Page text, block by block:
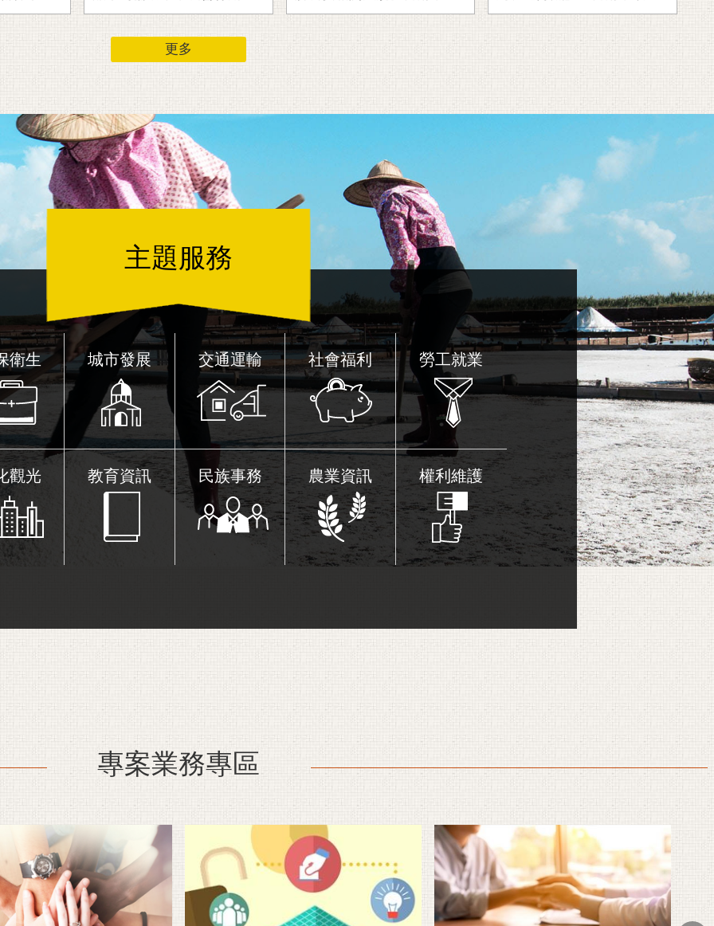
鮮乳傳遞愛! 臺南善心單位捐贈免費鮮乳 溫柔守護515名學童成長
持需求
偉哲推
神，在
議員蔡
文教藝
中元採購輕鬆辦 臺南農會供品箱資訊一次看
115-08-06
發稿單位：農業局 發稿時
元節將至，家家戶戶、各行
各業陸續開始準備祭祀供
品，為協助本市農會行銷中
元供品箱，同時方便民眾一
次掌握各農會產品特色及訂
食安事件成政治角力工具？南市府 :完善制度為要，莫混淆視聽、拒絕政治攻防
115-08-06
有人刻意將中聯油脂事件責
府今（6）日表示，食品安全
攸關全民健康，有心人士 ...
更多
台南虱目魚攜手中華職棒掀吃魚熱潮 8/7起全聯滿額享優惠再抽棒球好禮
115-08-06
台南虱目魚跨界結合中華職
灣、吃好魚」！台南市政府
今（6）日舉辦「2026台南虱
目魚實體通路行銷活動」 ...
更多
主題服務
衛生 交通運輸 社會福利 勞工就業
觀光 教育資訊 民族事務 農業資訊 權利維護
專案業務專區